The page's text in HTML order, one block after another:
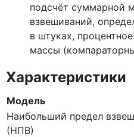
подсчёт суммарной
взвешиваний,
в штуках,
массы
Характеристики
Модель
Наибольший предел
(НПВ)